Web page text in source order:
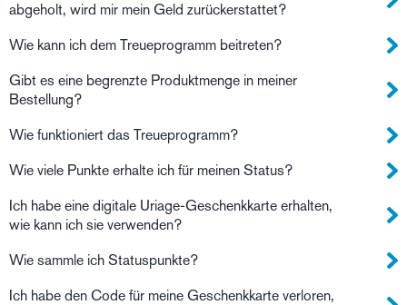
abgeholt, wird mir mein Geld zurückerstattet?
Wie kann ich dem Treueprogramm beitreten?
Gibt es eine begrenzte Produktmenge in meiner
Bestellung?
Wie funktioniert das Treueprogramm?
Wie viele Punkte erhalte ich für meinen Status?
Ich habe eine digitale Uriage-Geschenkkarte erhalten,
wie kann ich sie verwenden?
Wie sammle ich Statuspunkte?
Ich habe den Code für meine Geschenkkarte verloren,